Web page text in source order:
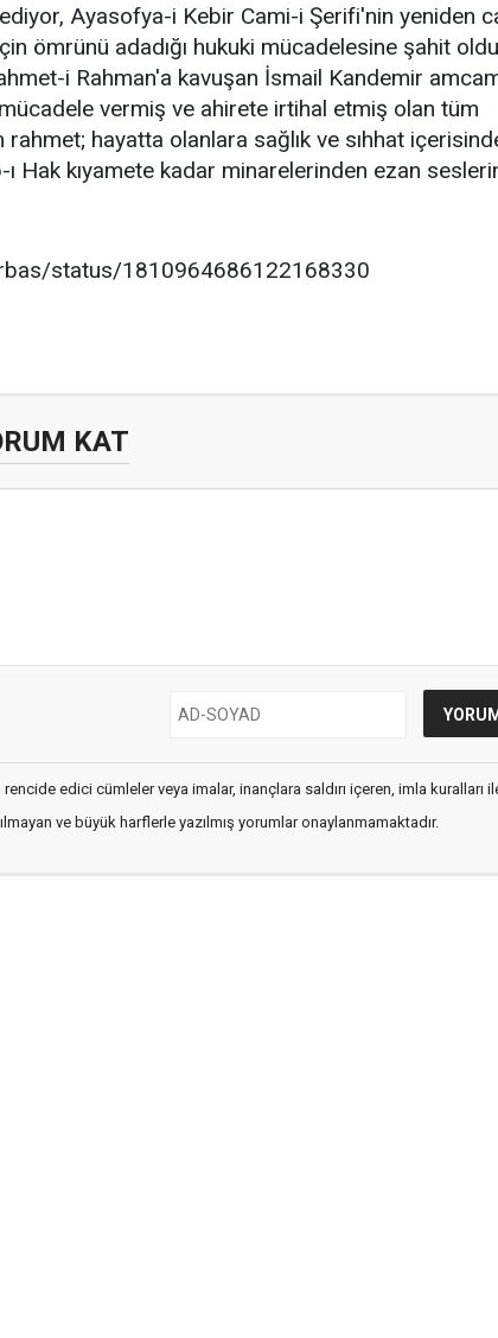
Ayasofya-i Kebir Cami-i Şerifi'nin yeniden
ömrünü adadığı hukuki mücadelesine şahit
i Rahman'a kavuşan İsmail Kandemir
vermiş ve ahirete irtihal etmiş olan tüm
hayatta olanlara sağlık ve sıhhat
Hak kıyamete kadar minarelerinden ezan
status/1810964686122168330
KAT
edici cümleler veya imalar, inançlara saldırı içeren, imla kuralları
ve büyük harflerle yazılmış yorumlar onaylanmamaktadır.